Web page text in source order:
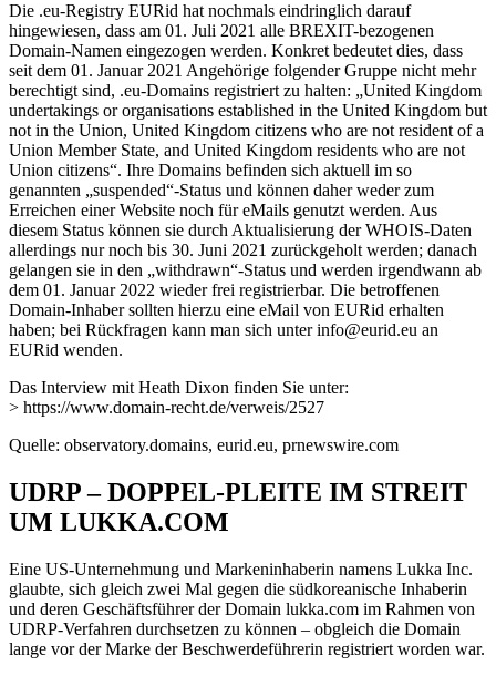
Die .eu-Registry EURid hat nochmals eindringlich darauf
hingewiesen, dass am 01. Juli 2021 alle BREXIT-bezogenen
Domain-Namen eingezogen werden. Konkret bedeutet dies, dass
seit dem 01. Januar 2021 Angehörige folgender Gruppe nicht mehr
berechtigt sind, .eu-Domains registriert zu halten: „United Kingdom
undertakings or organisations established in the United Kingdom but
not in the Union, United Kingdom citizens who are not resident of a
Union Member State, and United Kingdom residents who are not
Union citizens“. Ihre Domains befinden sich aktuell im so
genannten „suspended“-Status und können daher weder zum
Erreichen einer Website noch für eMails genutzt werden. Aus
diesem Status können sie durch Aktualisierung der WHOIS-Daten
allerdings nur noch bis 30. Juni 2021 zurückgeholt werden; danach
gelangen sie in den „withdrawn“-Status und werden irgendwann ab
dem 01. Januar 2022 wieder frei registrierbar. Die betroffenen
Domain-Inhaber sollten hierzu eine eMail von EURid erhalten
haben; bei Rückfragen kann man sich unter info@eurid.eu an
EURid wenden.
Das Interview mit Heath Dixon finden Sie unter:
> https://www.domain-recht.de/verweis/2527
Quelle: observatory.domains, eurid.eu, prnewswire.com
UDRP – DOPPEL-PLEITE IM STREIT
UM LUKKA.COM
Eine US-Unternehmung und Markeninhaberin namens Lukka Inc.
glaubte, sich gleich zwei Mal gegen die südkoreanische Inhaberin
und deren Geschäftsführer der Domain lukka.com im Rahmen von
UDRP-Verfahren durchsetzen zu können – obgleich die Domain
lange vor der Marke der Beschwerdeführerin registriert worden war.